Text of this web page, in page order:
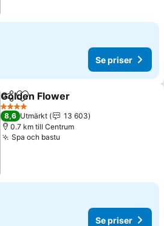
Se priser
Dela Lägg till i Mina Favoriter
Golden Flower
4 Stjärnor
8,6 Utmärkt
13 603
0.7 km till Centrum
Spa och bastu
Se priser